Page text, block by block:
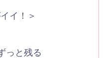
イ！＞
っと残る